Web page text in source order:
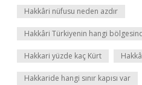
Hakkâri nüfusu neden azdır
Hakkâri Türkiyenin hangi
Hakkari yüzde kaç Kürt
Hakkaride hangi sınır kapısı var